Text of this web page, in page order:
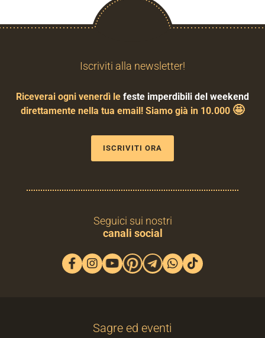
Iscriviti alla newsletter!
Riceverai ogni venerdì le feste imperdibili del weekend
direttamente nella tua email! Siamo già in 10.000 🤩
ISCRIVITI ORA
Seguici sui nostri
canali social
Sagre ed eventi